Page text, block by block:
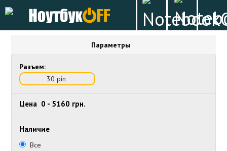
Параметры
Разъем:
30 pin
Цена 0 - 5160 грн.
Наличие
Все